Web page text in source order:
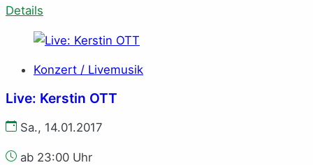
Details
Konzert / Livemusik
Live: Kerstin OTT
Sa., 14.01.2017
ab 23:00 Uhr